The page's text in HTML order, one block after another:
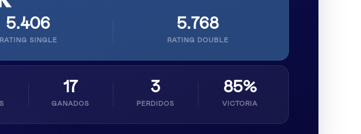
5.406
RATING SINGLE
5.768
RATING DOUBLE
17
GANADOS
3
PERDIDOS
85%
VICTORIA